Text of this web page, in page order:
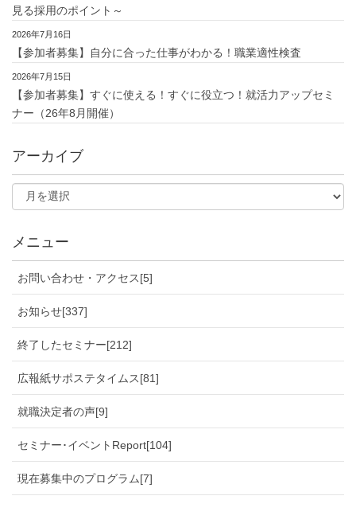
見る採用のポイント～
2026年7月16日
【参加者募集】自分に合った仕事がわかる！職業適性検査
2026年7月15日
【参加者募集】すぐに使える！すぐに役立つ！就活力アップセミ
ナー（26年8月開催）
アーカイブ
メニュー
お問い合わせ・アクセス[5]
お知らせ[337]
終了したセミナー[212]
広報紙サポステタイムス[81]
就職決定者の声[9]
セミナー･イベントReport[104]
現在募集中のプログラム[7]